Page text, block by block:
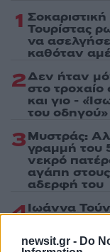
newsit.gr - Do
1 Τουρίστας
να
καθόταν
2Δεν ήταν
στο τροχαίο
και γιο -
του
3Μυστράς:
γραμμή του
νεκρό
αγάπη
αδερφή του
4Ιωάννα
από την